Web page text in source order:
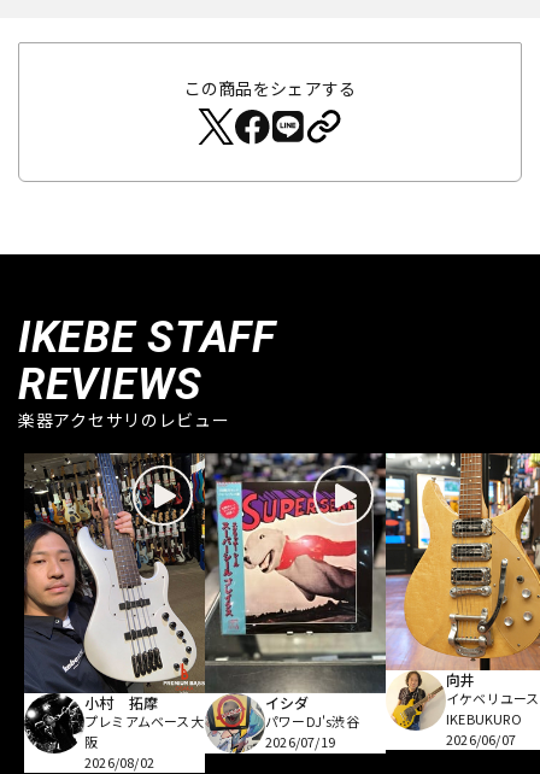
この商品をシェアする
IKEBE STAFF
REVIEWS
楽器アクセサリのレビュー
小村 拓摩
プレミアムベース大
阪
2026/08/02
イシダ
パワーDJ's渋谷
2026/07/19
向井
イケベリユース
IKEBUKURO
2026/06/07